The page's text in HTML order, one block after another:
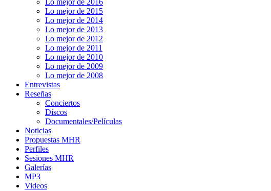
Lo mejor de 2016
Lo mejor de 2015
Lo mejor de 2014
Lo mejor de 2013
Lo mejor de 2012
Lo mejor de 2011
Lo mejor de 2010
Lo mejor de 2009
Lo mejor de 2008
Entrevistas
Reseñas
Conciertos
Discos
Documentales/Películas
Noticias
Propuestas MHR
Perfiles
Sesiones MHR
Galerías
MP3
Videos